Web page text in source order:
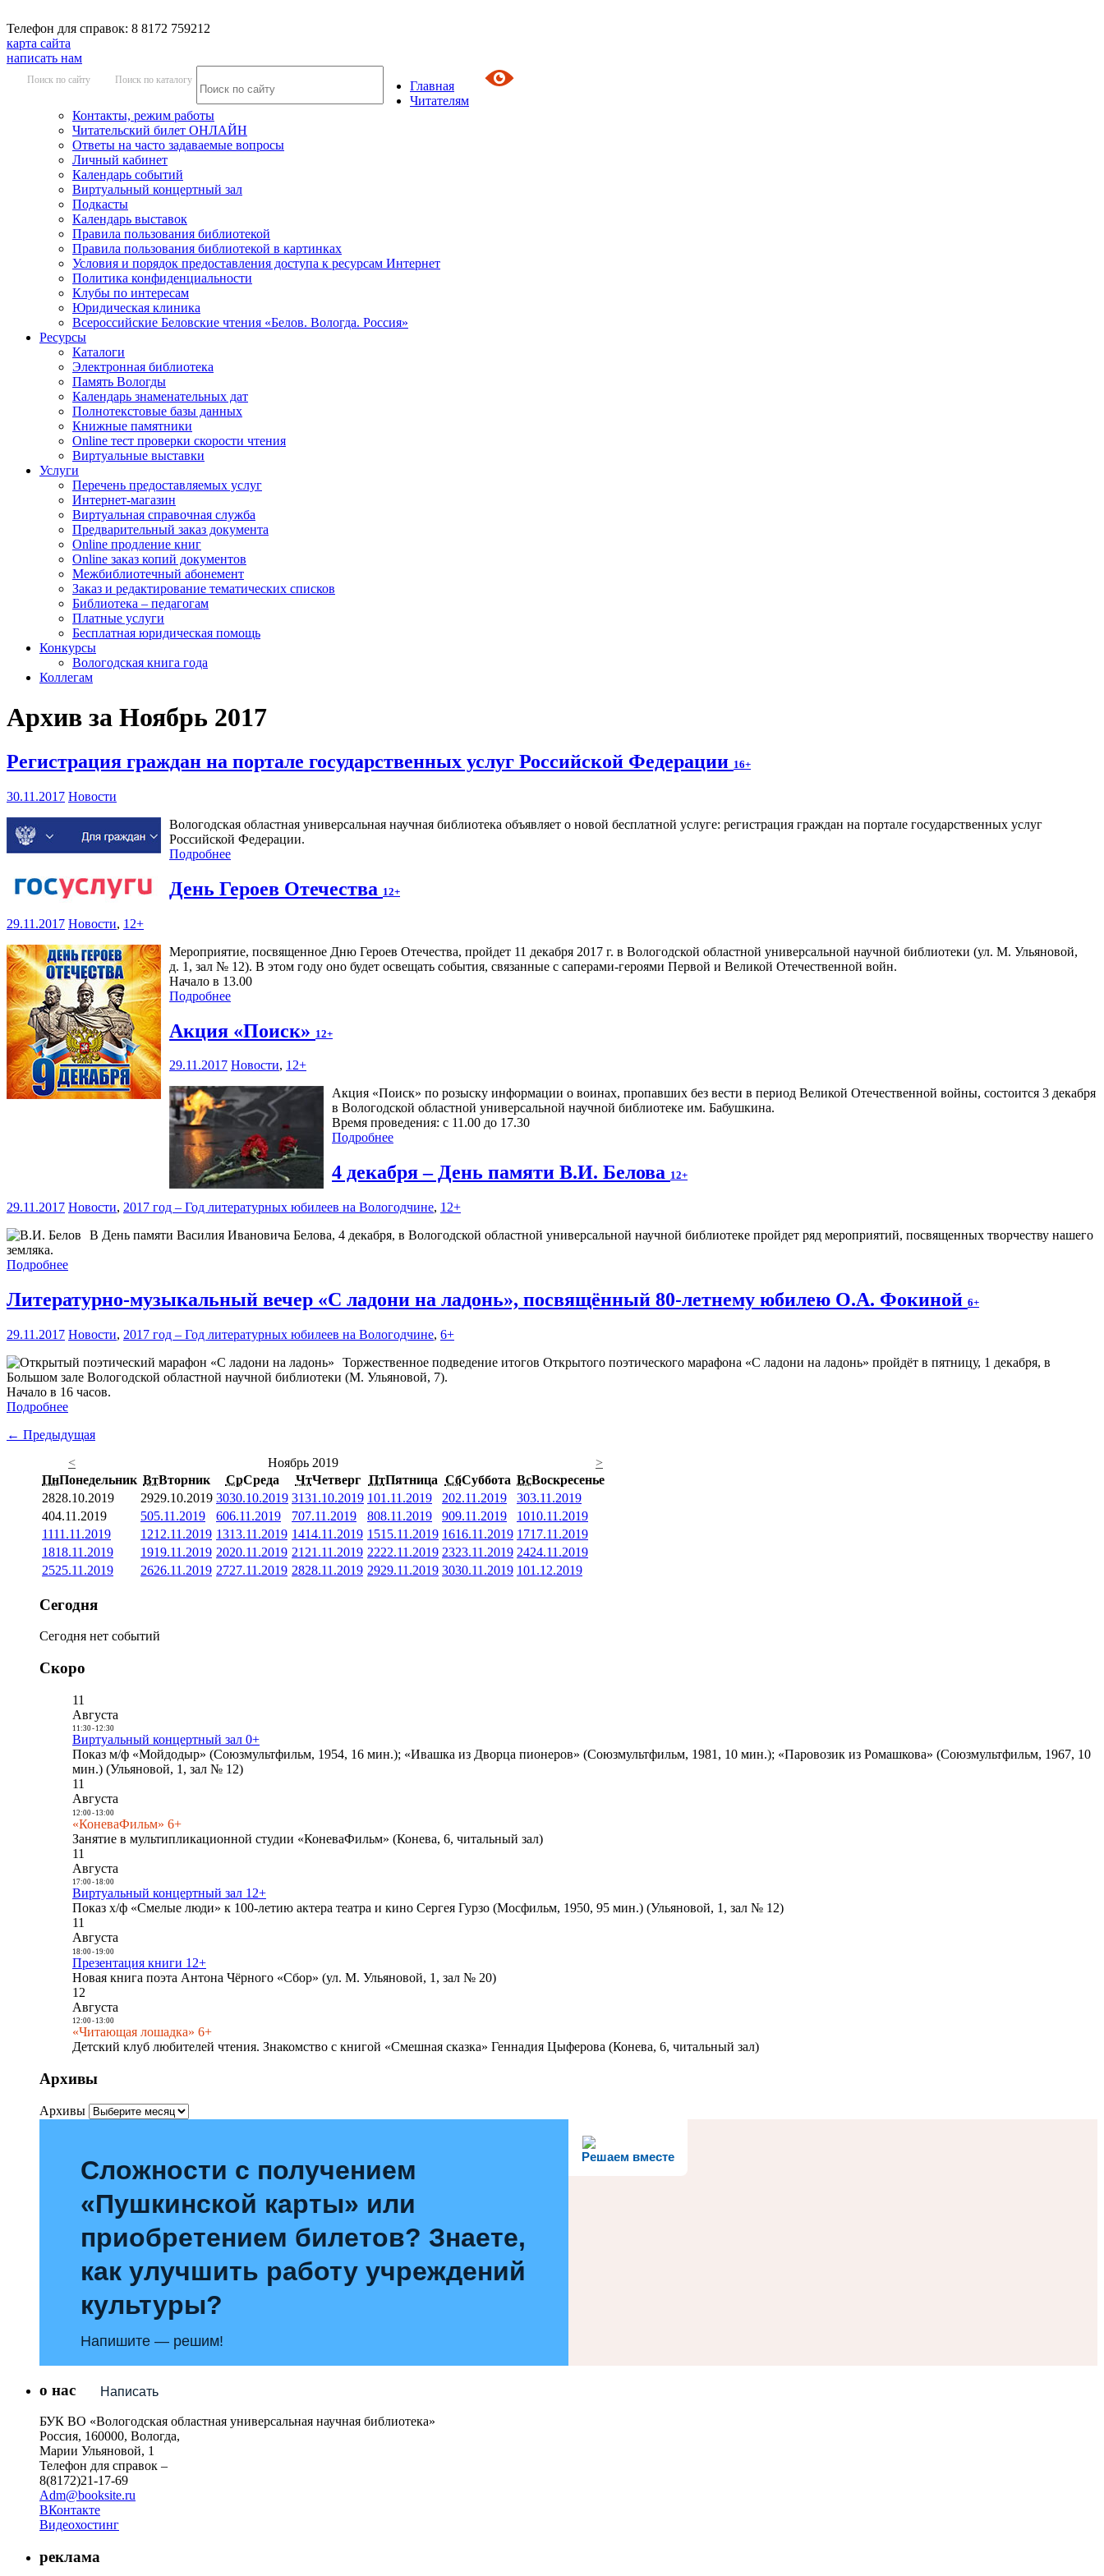
Телефон для справок: 8 8172 759212
карта сайта
написать нам
Поиск по сайту Поиск по каталогу
Главная
Читателям
Контакты, режим работы
Читательский билет ОНЛАЙН
Ответы на часто задаваемые вопросы
Личный кабинет
Календарь событий
Виртуальный концертный зал
Подкасты
Календарь выставок
Правила пользования библиотекой
Правила пользования библиотекой в картинках
Условия и порядок предоставления доступа к ресурсам Интернет
Политика конфиденциальности
Клубы по интересам
Юридическая клиника
Всероссийские Беловские чтения «Белов. Вологда. Россия»
Ресурсы
Каталоги
Электронная библиотека
Память Вологды
Календарь знаменательных дат
Полнотекстовые базы данных
Книжные памятники
Online тест проверки скорости чтения
Виртуальные выставки
Услуги
Перечень предоставляемых услуг
Интернет-магазин
Виртуальная справочная служба
Предварительный заказ документа
Online продление книг
Online заказ копий документов
Межбиблиотечный абонемент
Заказ и редактирование тематических списков
Библиотека – педагогам
Платные услуги
Бесплатная юридическая помощь
Конкурсы
Вологодская книга года
Коллегам
Архив за Ноябрь 2017
Регистрация граждан на портале государственных услуг Российской Федерации 16+
30.11.2017 Новости
Вологодская областная универсальная научная библиотека объявляет о новой бесплатной услуге: регистрация граждан на портале государственных услуг
Российской Федерации.
Подробнее
День Героев Отечества 12+
29.11.2017 Новости, 12+
Мероприятие, посвященное Дню Героев Отечества, пройдет 11 декабря 2017 г. в Вологодской областной универсальной научной библиотеки (ул. М. Ульяновой,
д. 1, зал № 12). В этом году оно будет освещать события, связанные с саперами-героями Первой и Великой Отечественной войн.
Начало в 13.00
Подробнее
Акция «Поиск» 12+
29.11.2017 Новости, 12+
Акция «Поиск» по розыску информации о воинах, пропавших без вести в период Великой Отечественной войны, состоится 3 декабря
в Вологодской областной универсальной научной библиотеке им. Бабушкина.
Время проведения: с 11.00 до 17.30
Подробнее
4 декабря – День памяти В.И. Белова 12+
29.11.2017 Новости, 2017 год – Год литературных юбилеев на Вологодчине, 12+
В День памяти Василия Ивановича Белова, 4 декабря, в Вологодской областной универсальной научной библиотеке пройдет ряд мероприятий, посвященных творчеству нашего
земляка.
Подробнее
Литературно-музыкальный вечер «С ладони на ладонь», посвящённый 80-летнему юбилею О.А. Фокиной 6+
29.11.2017 Новости, 2017 год – Год литературных юбилеев на Вологодчине, 6+
Торжественное подведение итогов Открытого поэтического марафона «С ладони на ладонь» пройдёт в пятницу, 1 декабря, в
Большом зале Вологодской областной научной библиотеки (М. Ульяновой, 7).
Начало в 16 часов.
Подробнее
← Предыдущая
<
Ноябрь 2019
>
ПнПонедельник ВтВторник СрСреда ЧтЧетверг ПтПятница СбСуббота ВсВоскресенье
2828.10.2019 2929.10.2019 3030.10.2019 3131.10.2019 101.11.2019 202.11.2019 303.11.2019
404.11.2019 505.11.2019 606.11.2019 707.11.2019 808.11.2019 909.11.2019 1010.11.2019
1111.11.2019 1212.11.2019 1313.11.2019 1414.11.2019 1515.11.2019 1616.11.2019 1717.11.2019
1818.11.2019 1919.11.2019 2020.11.2019 21 21.11.2019 2222.11.2019 2323.11.2019 2424.11.2019
2525.11.2019 2626.11.2019 2727.11.2019 2828.11.2019 2929.11.2019 3030.11.2019 101.12.2019
Сегодня
Сегодня нет событий
Скоро
11
Августа
11:30- 12:30
Виртуальный концертный зал 0+
Показ м/ф «Мойдодыр» (Союзмультфильм, 1954, 16 мин.); «Ивашка из Дворца пионеров» (Союзмультфильм, 1981, 10 мин.); «Паровозик из Ромашкова» (Союзмультфильм, 1967, 10
мин.) (Ульяновой, 1, зал № 12)
11
Августа
12:00- 13:00
«КоневаФильм» 6+
Занятие в мультипликационной студии «КоневаФильм» (Конева, 6, читальный зал)
11
Августа
17:00- 18:00
Виртуальный концертный зал 12+
Показ х/ф «Смелые люди» к 100-летию актера театра и кино Сергея Гурзо (Мосфильм, 1950, 95 мин.) (Ульяновой, 1, зал № 12)
11
Августа
18:00- 19:00
Презентация книги 12+
Новая книга поэта Антона Чёрного «Сбор» (ул. М. Ульяновой, 1, зал № 20)
12
Августа
12:00- 13:00
«Читающая лошадка» 6+
Детский клуб любителей чтения. Знакомство с книгой «Смешная сказка» Геннадия Цыферова (Конева, 6, читальный зал)
Архивы
Архивы
Решаем вместе
Сложности с получением
«Пушкинской карты» или
приобретением билетов? Знаете,
как улучшить работу учреждений
культуры?
Напишите — решим!
Написать
о нас
БУК ВО «Вологодская областная универсальная научная библиотека»
Россия, 160000, Вологда,
Марии Ульяновой, 1
Телефон для справок –
8(8172)21-17-69
Adm@booksite.ru
ВКонтакте
Видеохостинг
реклама